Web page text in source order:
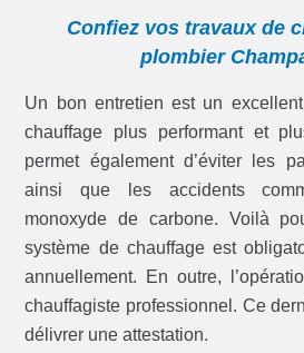
Confiez vos travaux de
plombier
Un bon entretien est un
chauffage plus performant et
permet également d’éviter les
ainsi que les accidents
monoxyde de carbone. Voilà
système de chauffage est
annuellement. En outre,
chauffagiste professionnel. Ce
délivrer une attestation.